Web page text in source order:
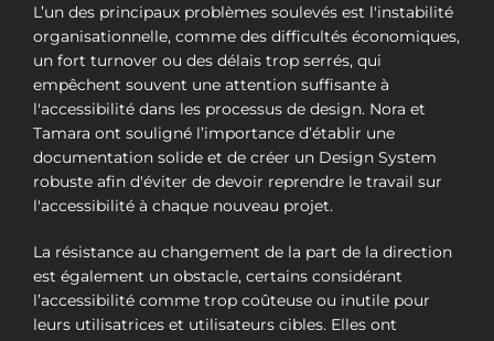
L’un des principaux problèmes soulevés est l'instabilité
organisationnelle, comme des difficultés économiques,
un fort turnover ou des délais trop serrés, qui
empêchent souvent une attention suffisante à
l'accessibilité dans les processus de design. Nora et
Tamara ont souligné l’importance d’établir une
documentation solide et de créer un Design System
robuste afin d'éviter de devoir reprendre le travail sur
l'accessibilité à chaque nouveau projet.
La résistance au changement de la part de la direction
est également un obstacle, certains considérant
l’accessibilité comme trop coûteuse ou inutile pour
leurs utilisatrices et utilisateurs cibles. Elles ont